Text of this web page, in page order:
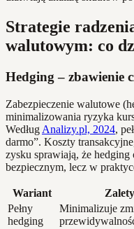
Strategie
walutowym: co
Hedging – zbawienie
Zabezpieczenie walutowe
minimalizowania ryzyka
Według Analizy.pl, 2024,
darmo”. Koszty
zysku sprawiają, że hedging
bezpiecznym, lecz w
Wariant Zalety
Pełny
hedging
Minimalizuje